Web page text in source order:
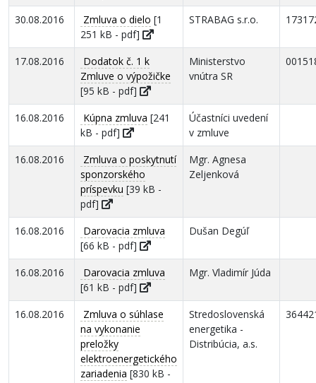
30.08.2016 Zmluva o dielo [1
251 kB - pdf]
STRABAG s.r.o.
17.08.2016
Dodatok č. 1 k
Zmluve o výpožičke
[95 kB - pdf]
Ministerstvo
vnútra SR
16.08.2016 Kúpna zmluva [241
kB - pdf]
Účastníci uvedení
v zmluve
16.08.2016
Zmluva o poskytnutí
sponzorského
príspevku [39 kB -
pdf]
Mgr. Agnesa
Zeljenková
16.08.2016
Darovacia zmluva
[66 kB - pdf]
Dušan Degúľ
16.08.2016
Darovacia zmluva
[61 kB - pdf]
Mgr. Vladimír Júda
16.08.2016
Zmluva o súhlase
na vykonanie
preložky
elektroenergetického
zariadenia [830 kB -
Stredoslovenská
energetika -
Distribúcia, a.s.